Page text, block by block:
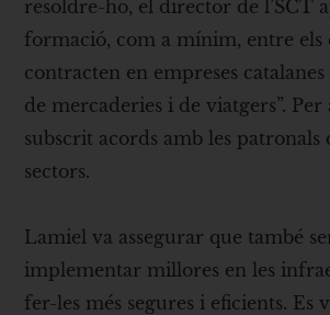
resoldre-ho, el director de l’SCT
formació, com a mínim, entre els
contracten en empreses
de mercaderies i de viatgers”. Per
subscrit acords amb les patronals
sectors.
Lamiel va assegurar que també
implementar millores en les
fer-les més segures i eficients. Es